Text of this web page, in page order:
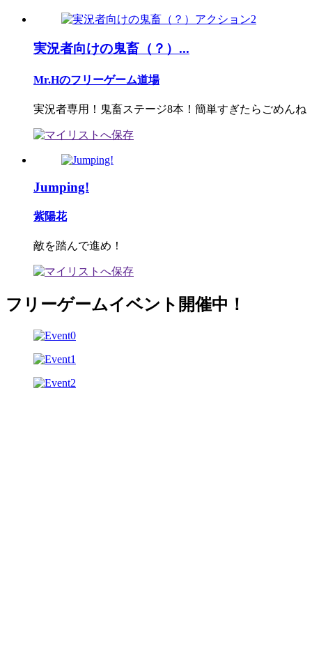
実況者向けの鬼畜（？）...
Mr.Hのフリーゲーム道場
実況者専用！鬼畜ステージ8本！簡単すぎたらごめんね
Jumping!
紫陽花
敵を踏んで進め！
フリーゲームイベント開催中！